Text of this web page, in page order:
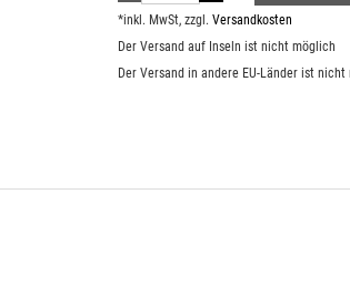
*inkl. MwSt, zzgl. Versandkosten
Der Versand auf Inseln ist nicht möglich
Der Versand in andere EU-Länder ist nicht